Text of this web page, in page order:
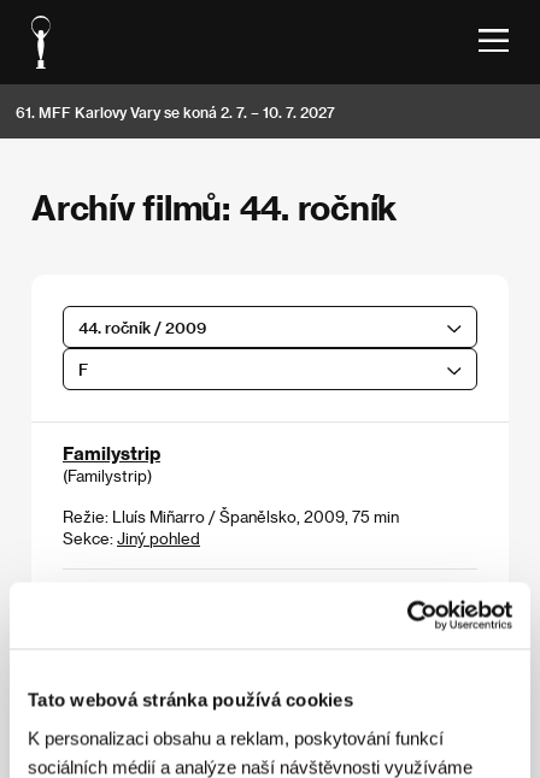
Tato webová stránka používá cookies
K personalizaci obsahu a reklam, poskytování funkcí
sociálních médií a analýze naší návštěvnosti využíváme
61. MFF Karlovy Vary se koná 2. 7. – 10. 7. 2027
Archív filmů: 44. ročník
44. ročník / 2009
F
Familystrip
(Familystrip)
Režie: Lluís Miñarro / Španělsko, 2009, 75 min
Sekce: Jiný pohled